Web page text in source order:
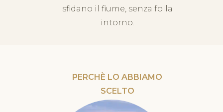
sfidano il fiume, senza folla
intorno.
PERCHÈ LO ABBIAMO
SCELTO